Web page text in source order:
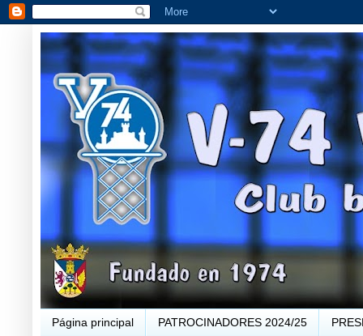
Página principal PATROCINADORES 2024/25